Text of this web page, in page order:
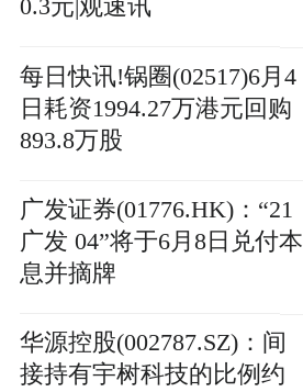
0.3元|观速讯
每日快讯!锅圈(02517)6月4
日耗资1994.27万港元回购
893.8万股
广发证券(01776.HK)：“21
广发 04”将于6月8日兑付本
息并摘牌
华源控股(002787.SZ)：间
接持有宇树科技的比例约